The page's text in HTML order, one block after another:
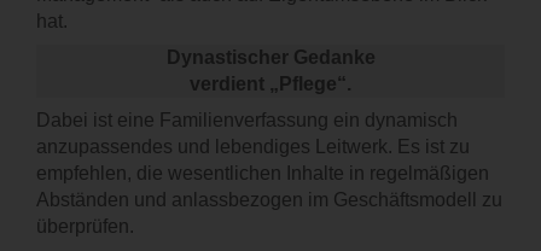
hat.
Dynastischer Gedanke
verdient „Pflege“.
Dabei ist eine Familienverfassung ein dynamisch
anzupassendes und lebendiges Leitwerk. Es ist zu
empfehlen, die wesentlichen Inhalte in regelmäßigen
Abständen und anlassbezogen im Geschäftsmodell zu
überprüfen.